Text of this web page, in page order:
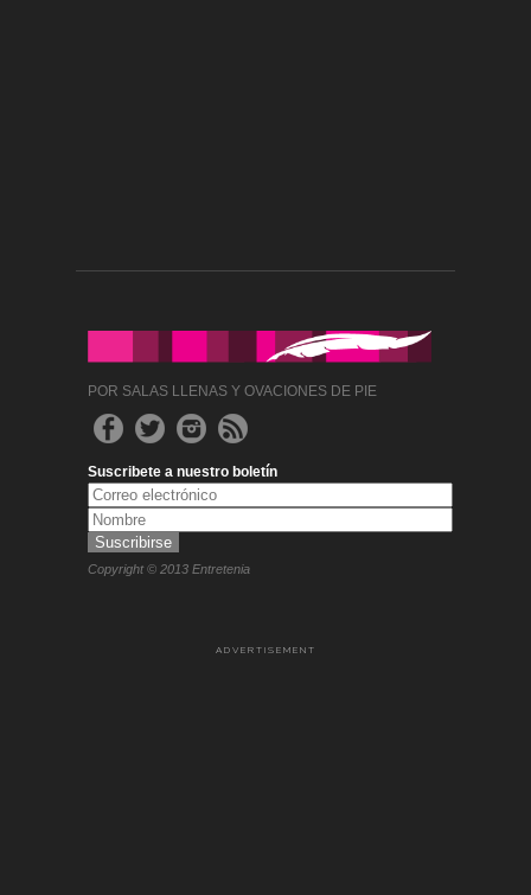
POR SALAS LLENAS Y OVACIONES DE PIE
Suscribete a nuestro boletín
Copyright © 2013 Entretenia
ADVERTISEMENT